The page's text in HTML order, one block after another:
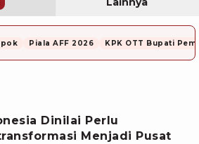
Piala AFF 2026 KPK OTT Bupati
Dinilai Perlu
Menjadi Pusat